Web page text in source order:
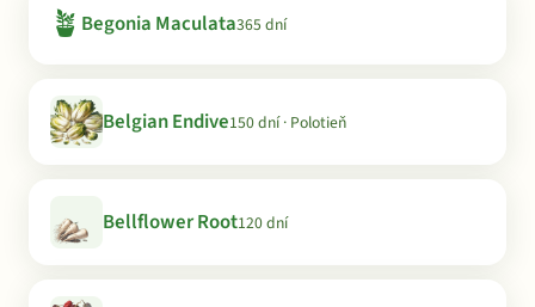
🪴 Begonia Maculata365 dní
Belgian Endive150 dní · Polotieň
Bellflower Root120 dní